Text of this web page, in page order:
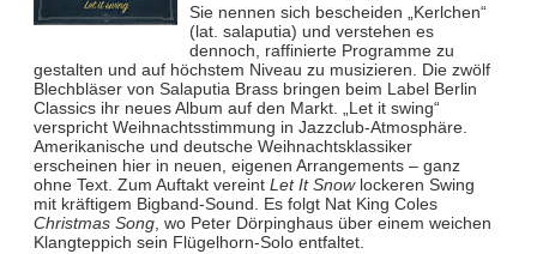
Sie nennen sich bescheiden „Kerlchen“
(lat. salaputia) und verstehen es
dennoch, raffinierte Programme zu
gestalten und auf höchstem Niveau zu musizieren. Die zwölf
Blechbläser von Salaputia Brass bringen beim Label Berlin
Classics ihr neues Album auf den Markt. „Let it swing“
verspricht Weihnachtsstimmung in Jazzclub-Atmosphäre.
Amerikanische und deutsche Weihnachtsklassiker
erscheinen hier in neuen, eigenen Arrangements – ganz
ohne Text. Zum Auftakt vereint Let It Snowlockeren Swing
mit kräftigem Bigband-Sound. Es folgt Nat King Coles
Christmas Song, wo Peter Dörpinghaus über einem weichen
Klangteppich sein Flügelhorn-Solo entfaltet.